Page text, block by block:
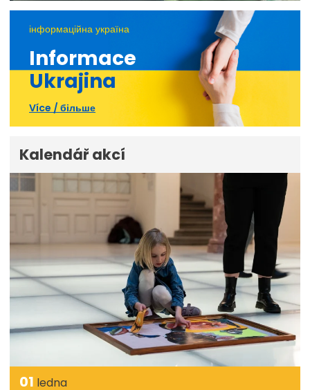
інформаційна україна
Informace
Ukrajina
Více / більше
Kalendář akcí
01 ledna